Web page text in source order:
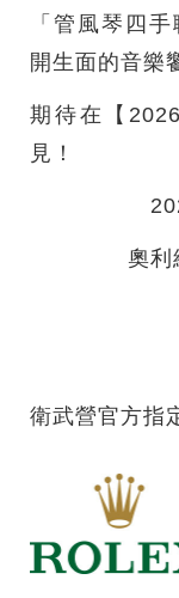
「管風琴四
開生面的音樂
期待在【
見！
奧利
衛武營官方指